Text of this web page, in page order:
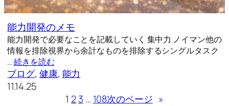
能力開発のメモ
能力開発で必要なことを記載していく 集中力 ノイマン他の
情報を排除視界から余計なものを排除するシングルタスク
…続きを読む
ブログ, 健康, 能力
11.14.25
1 23 … 108次のページ »